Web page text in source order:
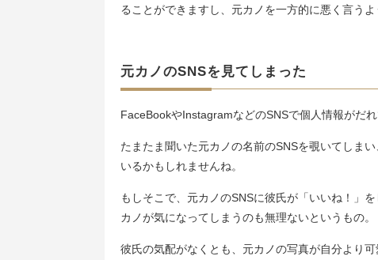
ることができますし、元カノを一方的に悪く言う
元カノのSNSを見てしまった
FaceBookやInstagramなどのSNSで個人情報がだ
たまたま聞いた元カノの名前のSNSを覗いてしま
いるかもしれませんね。
もしそこで、元カノのSNSに彼氏が「いいね！」
カノが気になってしまうのも無理ないというもの。
彼氏の気配がなくとも、元カノの写真が自分より